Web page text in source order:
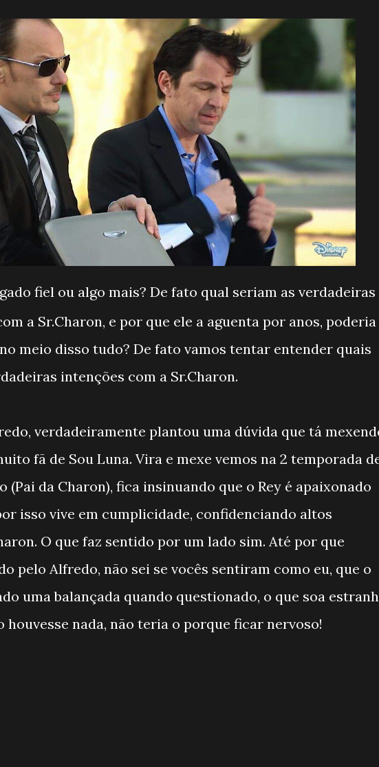
fiel ou algo mais? De fato qual seriam as verdadeiras
a Sr.Charon, e por que ele a aguenta por anos, poderia
meio disso tudo? De fato vamos tentar entender quais
intenções com a Sr.Charon.
verdadeiramente plantou uma dúvida que tá
fã de Sou Luna. Vira e mexe vemos na 2 temporada
(Pai da Charon), fica insinuando que o Rey é apaixonado
isso vive em cumplicidade, confidenciando altos
O que faz sentido por um lado sim. Até por que
pelo Alfredo, não sei se vocês sentiram como eu, que o
uma balançada quando questionado, o que soa
houvesse nada, não teria o porque ficar nervoso!